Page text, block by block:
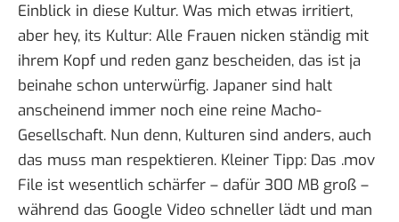
Einblick in diese Kultur. Was mich etwas irritiert,
aber hey, its Kultur: Alle Frauen nicken ständig mit
ihrem Kopf und reden ganz bescheiden, das ist ja
beinahe schon unterwürfig. Japaner sind halt
anscheinend immer noch eine reine Macho-
Gesellschaft. Nun denn, Kulturen sind anders, auch
das muss man respektieren. Kleiner Tipp: Das .mov
File ist wesentlich schärfer – dafür 300 MB groß –
während das Google Video schneller lädt und man